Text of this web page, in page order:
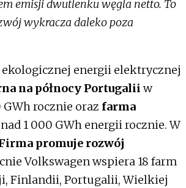
emisji dwutlenku węgla netto. To
wykracza daleko poza
energii elektrycznej
na północy Portugaliiw
rocznie oraz farma
1 000 GWh energii rocznie. W
promuje rozwój
Volkswagen wspiera 18 farm
Finlandii, Portugalii, Wielkiej